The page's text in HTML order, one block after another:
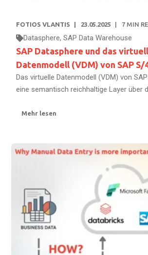
FOTIOS VLANTIS 23.05.2025 7 MIN
Datasphere, SAP Data Warehouse
SAP Datasphere und das
Datenmodell (VDM) von SAP S/
Das virtuelle Datenmodell (VDM) von
eine semantisch reichhaltige Layer über
Mehr lesen